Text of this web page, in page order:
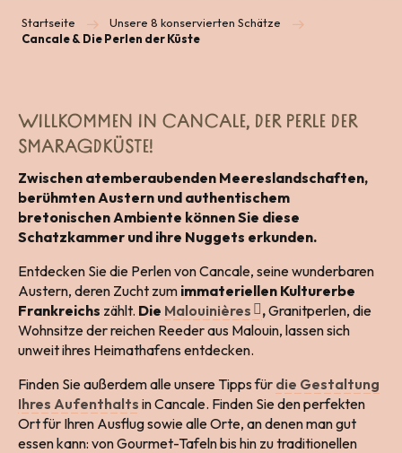
Startseite
Unsere 8 konservierten Schätze
Cancale & Die Perlen der Küste
WILLKOMMEN IN CANCALE, DER PERLE DER
SMARAGDKÜSTE!
Zwischen atemberaubenden Meereslandschaften,
berühmten Austern und authentischem
bretonischen Ambiente können Sie diese
Schatzkammer und ihre Nuggets erkunden.
Entdecken Sie die Perlen von Cancale, seine wunderbaren
Austern, deren Zucht zum immateriellen Kulturerbe
Frankreichs zählt. Die Malouinières ,Granitperlen, die
Wohnsitze der reichen Reeder aus Malouin, lassen sich
unweit ihres Heimathafens entdecken.
Finden Sie außerdem alle unsere Tipps für die Gestaltung
Ihres Aufenthalts in Cancale. Finden Sie den perfekten
Ort für Ihren Ausflug sowie alle Orte, an denen man gut
essen kann: von Gourmet-Tafeln bis hin zu traditionellen